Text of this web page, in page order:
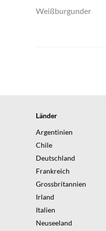
Weißburgunder
Länder
Argentinien
Chile
Deutschland
Frankreich
Grossbritannien
Irland
Italien
Neuseeland